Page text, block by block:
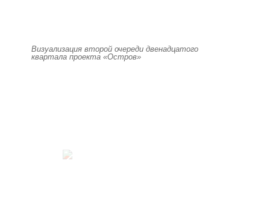
Визуализация второй очереди двенадцатого
квартала проекта «Остров»